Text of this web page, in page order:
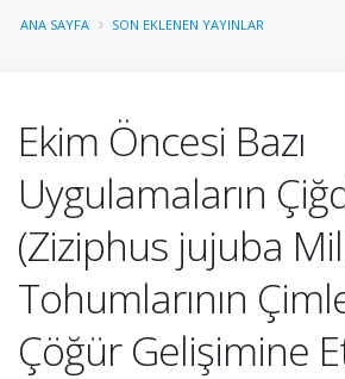
ANA SAYFA SON EKLENEN YAYINLAR
Ekim Öncesi Bazı
Uygulamaların
(Ziziphus jujuba
Tohumlarının
Çöğür Gelişimine